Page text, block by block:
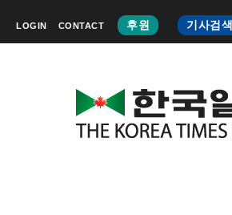
LOGIN CONTACT 후원 기사검색